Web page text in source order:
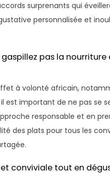
surprenants qui
personnalisée et
pas la
à volonté africain,
est important de ne pas se
responsable et en
des plats pour tous les
conviviale tout en